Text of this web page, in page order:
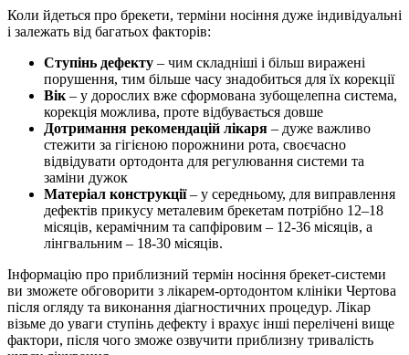
Коли йдеться про брекети, терміни носіння дуже індивідуальні
і залежать від багатьох факторів:
Ступінь дефекту – чим складніші і більш виражені
порушення, тим більше часу знадобиться для їх корекції
Вік – у дорослих вже сформована зубощелепна система,
корекція можлива, проте відбувається довше
Дотримання рекомендацій лікаря – дуже важливо
стежити за гігієною порожнини рота, своєчасно
відвідувати ортодонта для регулювання системи та
заміни дужок
Матеріал конструкції– у середньому, для виправлення
дефектів прикусу металевим брекетам потрібно 12–18
місяців, керамічним та сапфіровим – 12-36 місяців, а
лінгвальним – 18-30 місяців.
Інформацію про приблизний термін носіння брекет-системи
ви зможете обговорити з лікарем-ортодонтом клініки Чертова
після огляду та виконання діагностичних процедур. Лікар
візьме до уваги ступінь дефекту і врахує інші перелічені вище
фактори, після чого зможе озвучити приблизну тривалість